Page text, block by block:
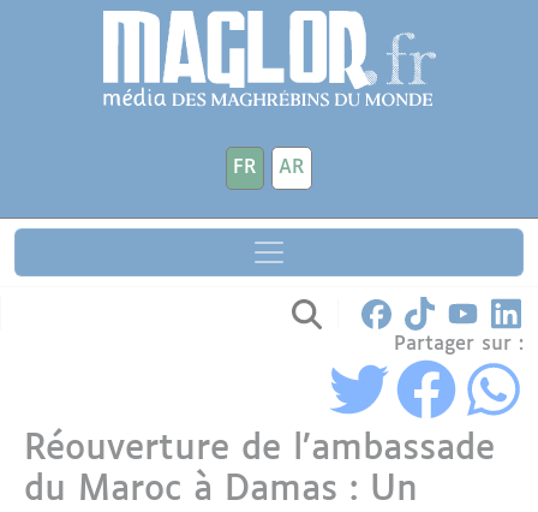
Aller au contenu principal
FR AR
Partager sur :
Réouverture de l’ambassade
du Maroc à Damas : Un
Panneau de gestion des cookies